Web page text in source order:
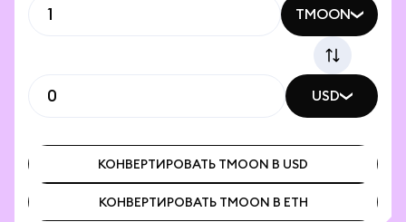
TMOON
USD
КОНВЕРТИРОВАТЬ TMOON В USD
КОНВЕРТИРОВАТЬ TMOON В USD
КОНВЕРТИРОВАТЬ TMOON В ETH